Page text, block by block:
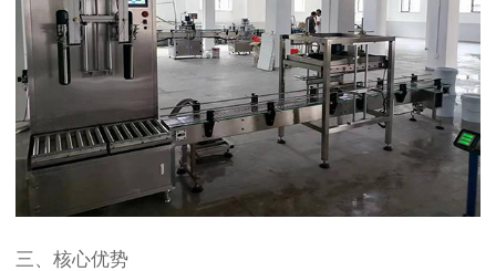
三、核心优势